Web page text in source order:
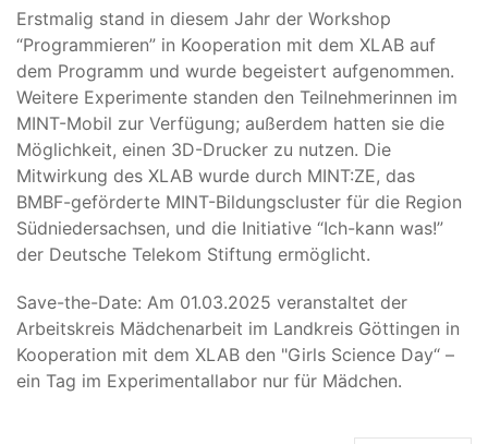
Erstmalig stand in diesem Jahr der Workshop
“Programmieren” in Kooperation mit dem XLAB auf
dem Programm und wurde begeistert aufgenommen.
Weitere Experimente standen den Teilnehmerinnen im
MINT-Mobil zur Verfügung; außerdem hatten sie die
Möglichkeit, einen 3D-Drucker zu nutzen. Die
Mitwirkung des XLAB wurde durch MINT:ZE, das
BMBF-geförderte MINT-Bildungscluster für die Region
Südniedersachsen, und die Initiative “Ich-kann was!”
der Deutsche Telekom Stiftung ermöglicht.
Save-the-Date: Am 01.03.2025 veranstaltet der
Arbeitskreis Mädchenarbeit im Landkreis Göttingen in
Kooperation mit dem XLAB den "Girls Science Day“ –
ein Tag im Experimentallabor nur für Mädchen.